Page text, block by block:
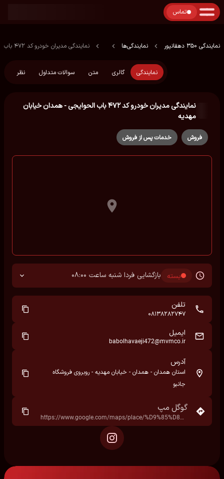
تماس
نمایندگی 350 دهقانپور نمایندگی‌ها نمایندگی مدیران خودرو کد ۴۷۲ باب الحوایجی - همدان خیابان مهدیه
نمایندگی گالری متن سوالات متداول نظر
نمایندگی مدیران خودرو کد ۴۷۲ باب الحوایجی - همدان خیابان
مهدیه
فروش خدمات پس از فروش
بسته بازگشایی فردا شنبه ساعت 08:00
تلفن
08138282747
ایمیل
babolhavaeji472@mvmco.ir
آدرس
استان همدان - همدان - خیابان مهدیه - روبروی فروشگاه
جانبو
گوگل مپ
https://www.google.com/maps/place/%D9%85%D8%AF%DB%8C%D8%B1%D8%A7%D9%86+%D8%AE%D9%88%D8%AF%D8%B1%D9%88+%D9%87%D9%85%D8%AF%D8%A7%D9%86+%D9%86%D9%85%D8%A7%DB%8C%D9%86%D8%AF%DA%AF%DB%8C+%D8%A8%D8%A7%D8%A8+%D8%A7%D9%84%D8%AD%D9%88%D8%A7%D8%A6%D8%AC%DB%8C+%DA%A9%D8%AF+472%E2%80%AD/@34.7909228,48.4953628,17z/data=!3m1!4b1!4m6!3m5!1s0x3ff1ed818a2b2437:0xe0adf47967d7ab9!8m2!3d34.7909228!4d48.4953628!16s%2Fg%2F11q96m9kz2